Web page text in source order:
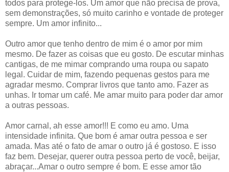
todos para protege-los. Um amor que não precisa de prova,
sem demonstrações, só muito carinho e vontade de proteger
sempre. Um amor infinito...
Outro amor que tenho dentro de mim é o amor por mim
mesmo. De fazer as coisas que eu gosto. De escutar minhas
cantigas, de me mimar comprando uma roupa ou sapato
legal. Cuidar de mim, fazendo pequenas gestos para me
agradar mesmo. Comprar livros que tanto amo. Fazer as
unhas. Ir tomar um café. Me amar muito para poder dar amor
a outras pessoas.
Amor carnal, ah esse amor!!! E como eu amo. Uma
intensidade infinita. Que bom é amar outra pessoa e ser
amada. Mas até o fato de amar o outro já é gostoso. E isso
faz bem. Desejar, querer outra pessoa perto de você, beijar,
abraçar...Amar o outro sempre é bom. E esse amor tão